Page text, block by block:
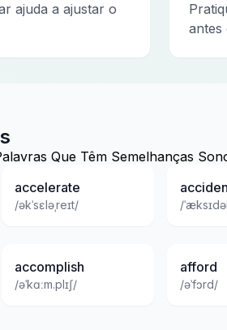
ajuda a ajustar o
antes
Que Têm Semelhanças
accelerate
/əkˈsɛləˌreɪt/ /
accomplish
/əˈkɑːm.plɪʃ/
afford
/əˈfɔrd/